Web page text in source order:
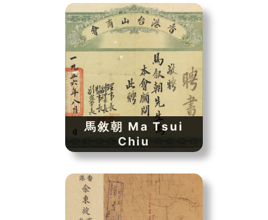
馬敘朝 Ma Tsui
Chiu